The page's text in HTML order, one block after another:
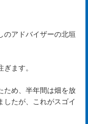
のアドバイザーの北垣
ます。
ため、半年間は畑を放
たが、 これがスゴイ